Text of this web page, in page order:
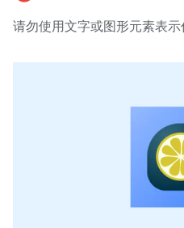
请勿使用文字或图形元素表示